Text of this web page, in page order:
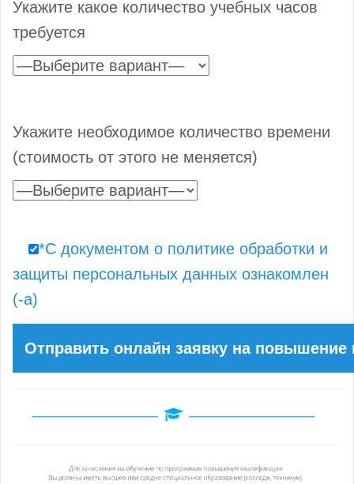
Укажите какое количество учебных часов
требуется
Укажите необходимое количество времени
(стоимость от этого не меняется)
*С документом о политике обработки и
защиты персональных данных ознакомлен
(-а)